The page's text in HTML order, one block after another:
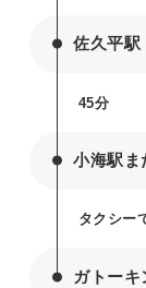
佐久平駅
45分
小海駅ま
タクシー
ガトーキ